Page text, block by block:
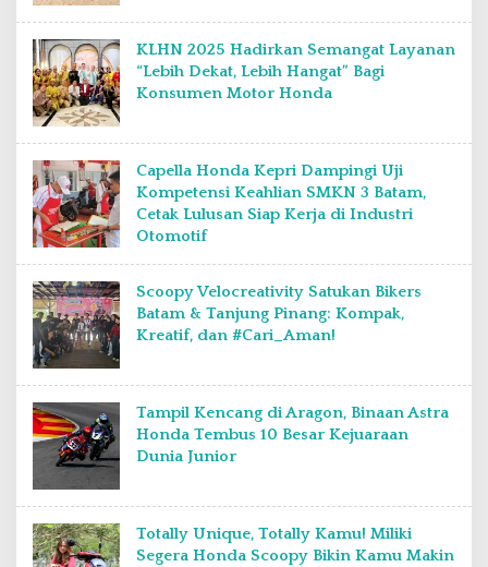
KLHN 2025 Hadirkan Semangat Layanan
“Lebih Dekat, Lebih Hangat” Bagi
Konsumen Motor Honda
Capella Honda Kepri Dampingi Uji
Kompetensi Keahlian SMKN 3 Batam,
Cetak Lulusan Siap Kerja di Industri
Otomotif
Scoopy Velocreativity Satukan Bikers
Batam & Tanjung Pinang: Kompak,
Kreatif, dan #Cari_Aman!
Tampil Kencang di Aragon, Binaan Astra
Honda Tembus 10 Besar Kejuaraan
Dunia Junior
Totally Unique, Totally Kamu! Miliki
Segera Honda Scoopy Bikin Kamu Makin